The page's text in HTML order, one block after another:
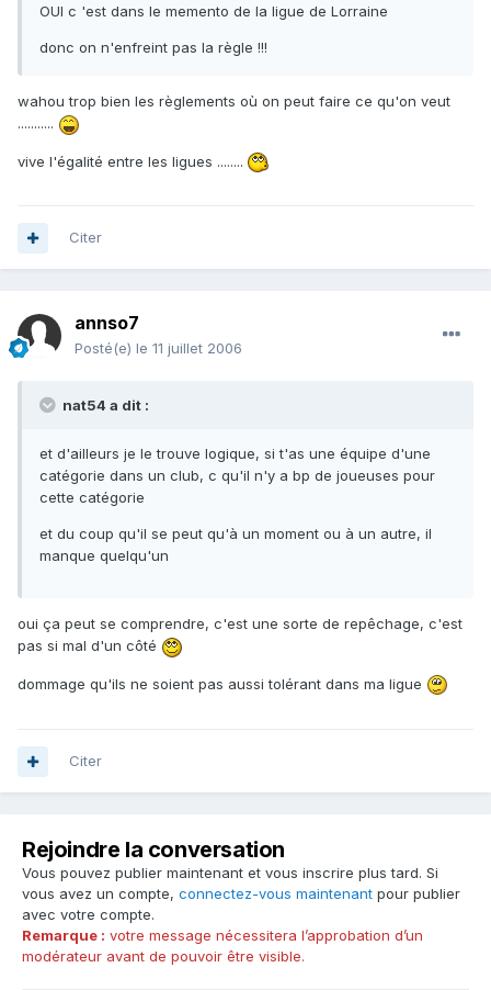
OUI c 'est dans le memento de la ligue de Lorraine
donc on n'enfreint pas la règle !!!
wahou trop bien les règlements où on peut faire ce qu'on veut
...........
vive l'égalité entre les ligues ........
Citer
annso7
Posté(e) le 11 juillet 2006
nat54 a dit :
et d'ailleurs je le trouve logique, si t'as une équipe d'une
catégorie dans un club, c qu'il n'y a bp de joueuses pour
cette catégorie
et du coup qu'il se peut qu'à un moment ou à un autre, il
manque quelqu'un
oui ça peut se comprendre, c'est une sorte de repêchage, c'est
pas si mal d'un côté
dommage qu'ils ne soient pas aussi tolérant dans ma ligue
Citer
Rejoindre la conversation
Vous pouvez publier maintenant et vous inscrire plus tard. Si
vous avez un compte, connectez-vous maintenant pour publier
avec votre compte.
Remarque : votre message nécessitera l’approbation d’un
modérateur avant de pouvoir être visible.